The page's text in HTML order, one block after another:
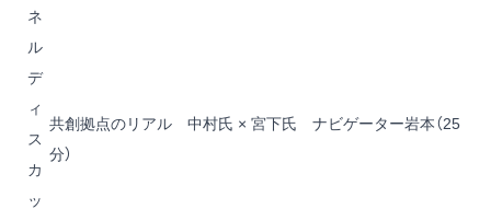
ネ
ル
デ
ィ
ス
カ
ッ
共創拠点のリアル 中村氏 × 宮下氏 ナビゲーター岩本（25
分）